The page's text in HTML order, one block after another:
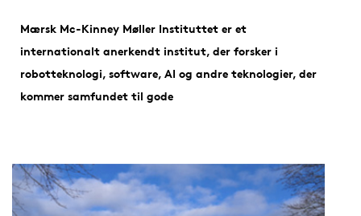
Mærsk Mc-Kinney Møller Instituttet er et
internationalt anerkendt institut, der forsker i
robotteknologi, software, AI og andre teknologier, der
kommer samfundet til gode